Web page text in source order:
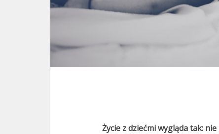
Życie z dziećmi wygląda tak: